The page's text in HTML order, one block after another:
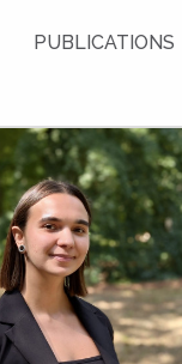
PUBLICATIONS